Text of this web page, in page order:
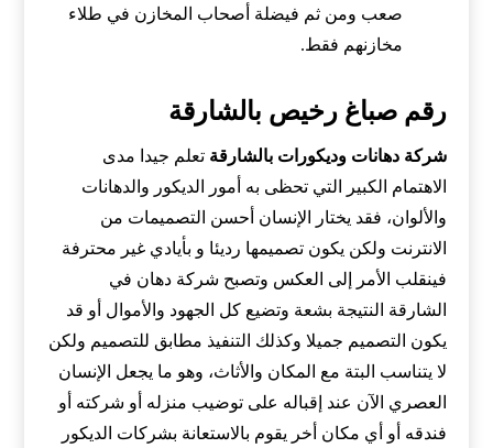
صعب ومن ثم فيضلة أصحاب المخازن في طلاء
مخازنهم فقط.
رقم صباغ رخيص بالشارقة
شركة دهانات وديكورات بالشارقة تعلم جيدا مدى
الاهتمام الكبير التي تحظى به أمور الديكور والدهانات
والألوان، فقد يختار الإنسان أحسن التصميمات من
الانترنت ولكن يكون تصميمها رديئا و بأيادي غير محترفة
فينقلب الأمر إلى العكس وتصبح شركة دهان في
الشارقة النتيجة بشعة وتضيع كل الجهود والأموال أو قد
يكون التصميم جميلا وكذلك التنفيذ مطابق للتصميم ولكن
لا يتناسب البتة مع المكان والأثاث، وهو ما يجعل الإنسان
العصري الآن عند إقباله على توضيب منزله أو شركته أو
فندقه أو أي مكان أخر يقوم بالاستعانة بشركات الديكور